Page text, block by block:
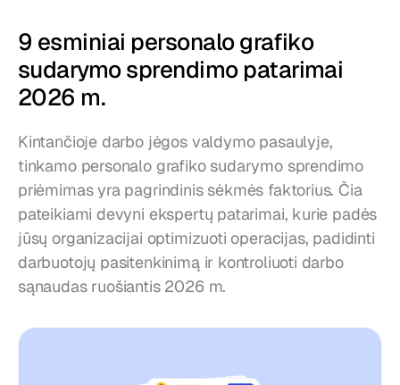
9 esminiai personalo grafiko
sudarymo sprendimo patarimai
2026 m.
Kintančioje darbo jėgos valdymo pasaulyje,
tinkamo personalo grafiko sudarymo sprendimo
priėmimas yra pagrindinis sėkmės faktorius. Čia
pateikiami devyni ekspertų patarimai, kurie padės
jūsų organizacijai optimizuoti operacijas, padidinti
darbuotojų pasitenkinimą ir kontroliuoti darbo
sąnaudas ruošiantis 2026 m.